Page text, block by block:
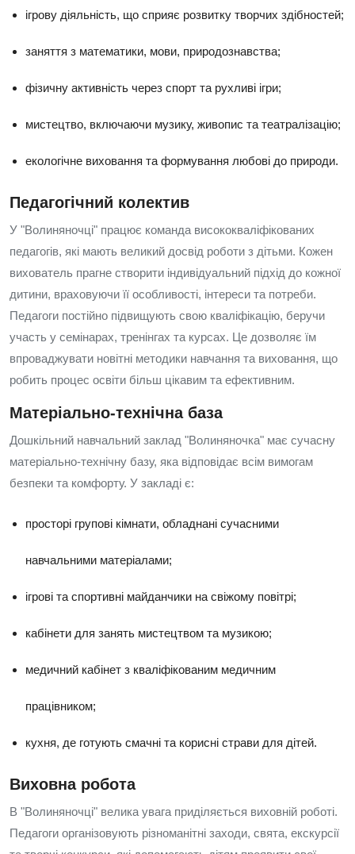
ігрову діяльність, що сприяє розвитку творчих здібностей;
заняття з математики, мови, природознавства;
фізичну активність через спорт та рухливі ігри;
мистецтво, включаючи музику, живопис та театралізацію;
екологічне виховання та формування любові до природи.
Педагогічний колектив
У "Волиняночці" працює команда висококваліфікованих
педагогів, які мають великий досвід роботи з дітьми. Кожен
вихователь прагне створити індивідуальний підхід до кожної
дитини, враховуючи її особливості, інтереси та потреби.
Педагоги постійно підвищують свою кваліфікацію, беручи
участь у семінарах, тренінгах та курсах. Це дозволяє їм
впроваджувати новітні методики навчання та виховання, що
робить процес освіти більш цікавим та ефективним.
Матеріально-технічна база
Дошкільний навчальний заклад "Волиняночка" має сучасну
матеріально-технічну базу, яка відповідає всім вимогам
безпеки та комфорту. У закладі є:
просторі групові кімнати, обладнані сучасними
навчальними матеріалами;
ігрові та спортивні майданчики на свіжому повітрі;
кабінети для занять мистецтвом та музикою;
медичний кабінет з кваліфікованим медичним
працівником;
кухня, де готують смачні та корисні страви для дітей.
Виховна робота
В "Волиняночці" велика увага приділяється виховній роботі.
Педагоги організовують різноманітні заходи, свята, екскурсії